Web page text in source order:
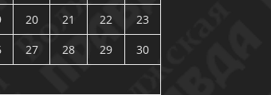
20 21 22
23
27 28 29
30